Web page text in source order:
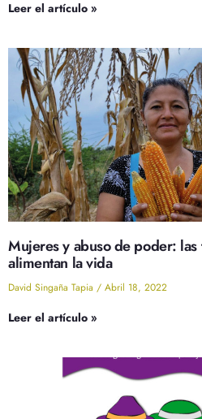
Leer el artículo »
Mujeres y abuso de poder:
alimentan la vida
David Singaña Tapia Abril 18, 2022
Leer el artículo »